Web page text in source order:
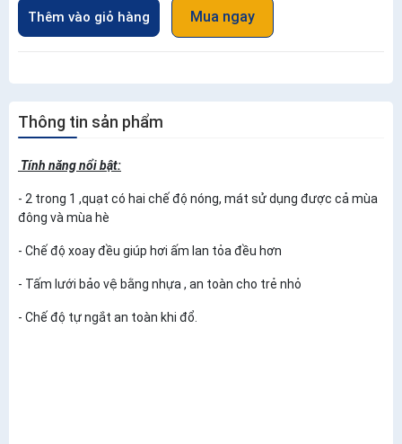
Thêm vào giỏ hàng Mua ngay
Thông tin sản phẩm
Tính năng nổi bật:
- 2 trong 1 ,quạt có hai chế độ nóng, mát sử dụng được cả mùa
đông và mùa hè
- Chế độ xoay đều giúp hơi ấm lan tỏa đều hơn
- Tấm lưới bảo vệ bằng nhựa , an toàn cho trẻ nhỏ
- Chế độ tự ngắt an toàn khi đổ.